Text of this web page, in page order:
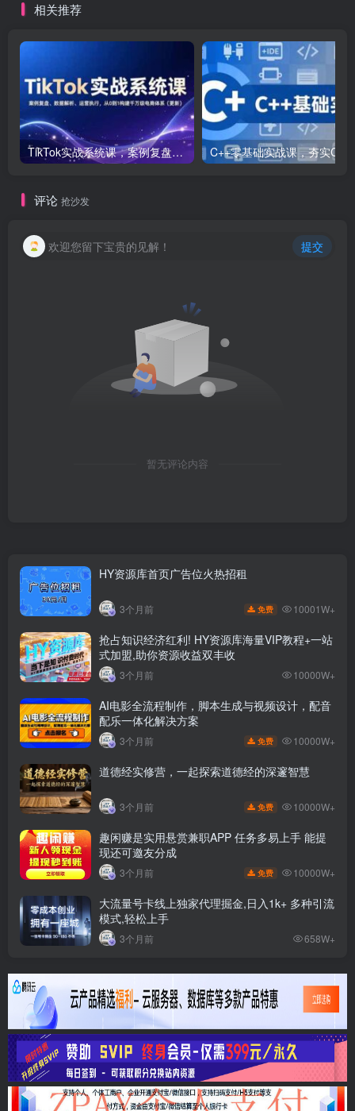
相关推荐
TikTok实战系统课，案例复盘、数据解析、运营执行，从0到1构建千万级电商体系（更新）
评论 抢沙发
欢迎您留下宝贵的见解！ 提交
暂无评论内容
HY资源库首页广告位火热招租
3个月前 免费 10001W+
抢占知识经济红利! HY资源库海量VIP教程+一站
式加盟,助你资源收益双丰收
3个月前 10000W+
AI电影全流程制作，脚本生成与视频设计，配音
配乐一体化解决方案
3个月前 免费 10000W+
道德经实修营，一起探索道德经的深邃智慧
3个月前 免费 10000W+
趣闲赚是实用悬赏兼职APP 任务多易上手 能提
现还可邀友分成
3个月前 免费 10000W+
大流量号卡线上独家代理掘金,日入1k+ 多种引流
模式,轻松上手
3个月前 658W+